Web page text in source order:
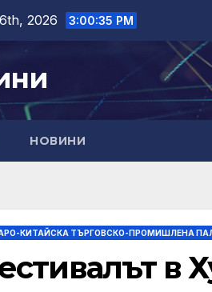
2026 3:00:37 PM
НОВИНИ
КИТАЙСКА ТЪРГОВСКО-ПРОМИШЛЕНА
в